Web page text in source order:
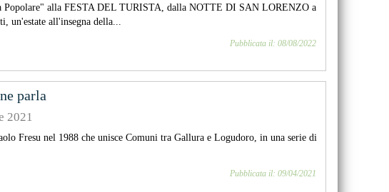
alla FESTA DEL TURISTA, dalla NOTTE DI SAN LORENZO a
all'insegna della...
Pubblicata il: 08/08/2022
parla
2021
Fresu nel 1988 che unisce Comuni tra Gallura e Logudoro, in una serie di
Pubblicata il: 09/04/2021